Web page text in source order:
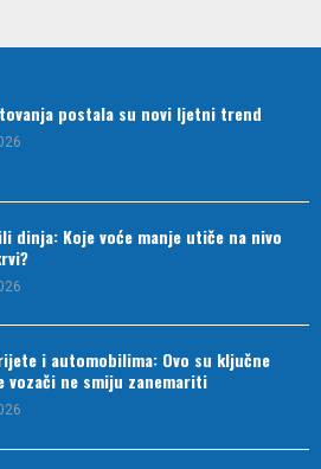
postala su novi ljetni trend
dinja: Koje voće manje utiče na nivo
i automobilima: Ovo su ključne
vozači ne smiju zanemariti